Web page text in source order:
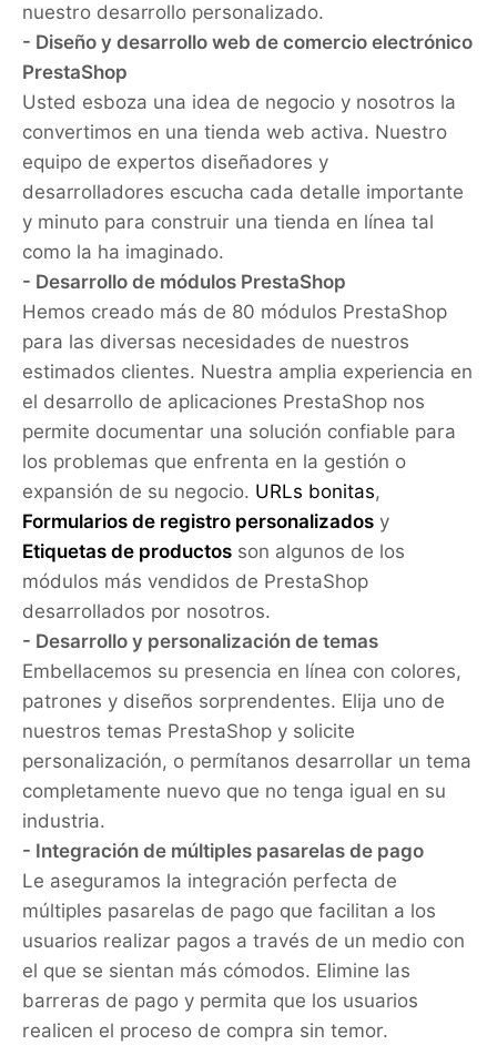
nuestro desarrollo personalizado.
- Diseño y desarrollo web de comercio electrónico
PrestaShop
Usted esboza una idea de negocio y nosotros la
convertimos en una tienda web activa. Nuestro
equipo de expertos diseñadores y
desarrolladores escucha cada detalle importante
y minuto para construir una tienda en línea tal
como la ha imaginado.
- Desarrollo de módulos PrestaShop
Hemos creado más de 80 módulos PrestaShop
para las diversas necesidades de nuestros
estimados clientes. Nuestra amplia experiencia en
el desarrollo de aplicaciones PrestaShop nos
permite documentar una solución confiable para
los problemas que enfrenta en la gestión o
expansión de su negocio. URLs bonitas,
Formularios de registro personalizados y
Etiquetas de productos son algunos de los
módulos más vendidos de PrestaShop
desarrollados por nosotros.
- Desarrollo y personalización de temas
Embellacemos su presencia en línea con colores,
patrones y diseños sorprendentes. Elija uno de
nuestros temas PrestaShop y solicite
personalización, o permítanos desarrollar un tema
completamente nuevo que no tenga igual en su
industria.
- Integración de múltiples pasarelas de pago
Le aseguramos la integración perfecta de
múltiples pasarelas de pago que facilitan a los
usuarios realizar pagos a través de un medio con
el que se sientan más cómodos. Elimine las
barreras de pago y permita que los usuarios
realicen el proceso de compra sin temor.